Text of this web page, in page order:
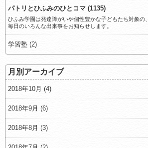
パトリとひふみのひとコマ (1135)
ひふみ学園は発達障がいや個性豊かな子どもたち対象の
毎日のいろんな出来事をお知らせします。
学習塾 (2)
月別アーカイブ
2018年10月 (4)
2018年9月 (6)
2018年8月 (3)